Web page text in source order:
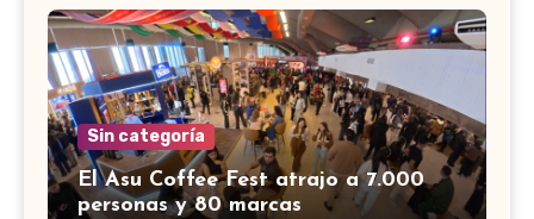
Sin categoría
El Asu Coffee Fest atrajo a 7.000
personas y 80 marcas